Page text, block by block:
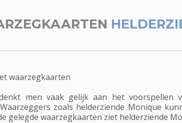
waarzegkaarten
men vaak gelijk aan het
zoals helderziende Monique
gelegde waarzegkaarten ziet helderziende